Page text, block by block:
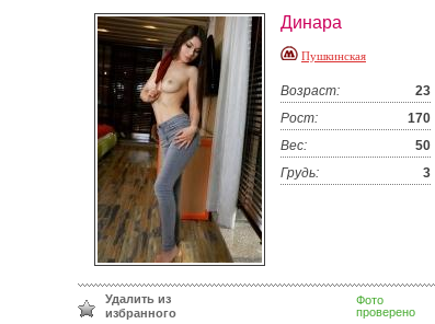
Динара
Пушкинская
Возраст:
23
Рост:
170
Вес:
50
Грудь:
3
Удалить из
избранного
Фото
проверено